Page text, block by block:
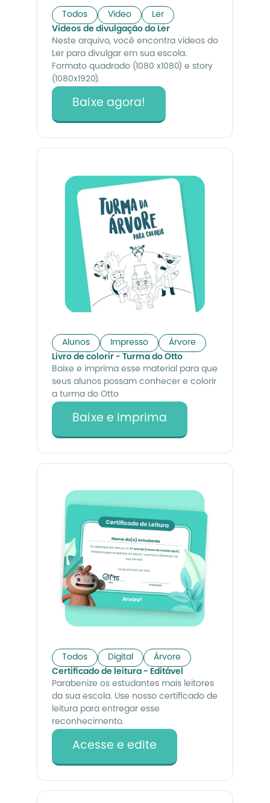
Vídeos de divulgação do Ler
Neste arquivo, você encontra vídeos do
Ler para divulgar em sua escola.
Formato quadrado (1080 x1080) e story
(1080x1920).
Baixe agora!
Todos Vídeo Ler
Livro de colorir - Turma do Otto
Baixe e imprima esse material para que
seus alunos possam conhecer e colorir
a turma do Otto
Baixe e imprima
Alunos Impresso Árvore
Certificado de leitura - Editável
Parabenize os estudantes mais leitores
da sua escola. Use nosso certificado de
leitura para entregar esse
reconhecimento.
Acesse e edite
Todos Digital Árvore